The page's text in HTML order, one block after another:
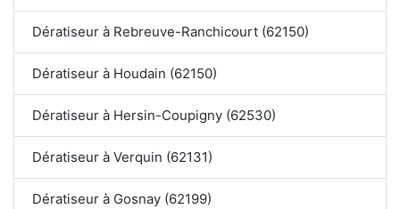
Dératiseur à Rebreuve-Ranchicourt (62150)
Dératiseur à Houdain (62150)
Dératiseur à Hersin-Coupigny (62530)
Dératiseur à Verquin (62131)
Dératiseur à Gosnay (62199)